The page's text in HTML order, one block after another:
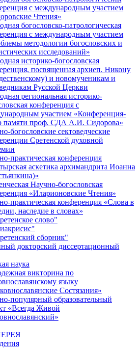
с международным участием
Чтения»
богословско-патрологическая
с международным участием
методологии богословских и
исследований»
историко-богословская
посвященная архиеп. Никону
и новомученикам и
Русской Церкви
региональная историко-
конференция с
участием «Конференция-
памяти проф. СДА А.И. Сидорова»
богословские сектоведческие
Сретенской духовной
практическая конференция
аскетика архимандрита Иоанна
Научно-богословская
«Иларионовские Чтения»
практическая конференция «Cлова в
наследие в словах»
слово"
сборник"
докторский диссертационный
наука
викторина по
языку
Состязания»
популярный образовательный
«Всегда Живой